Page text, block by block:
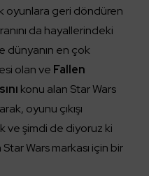
oyunlara geri döndüren
da hayallerindeki
dünyanın en çok
olan ve Fallen
konu alan Star Wars
oyunu çıkışı
ve şimdi de diyoruz ki
Wars markası için bir